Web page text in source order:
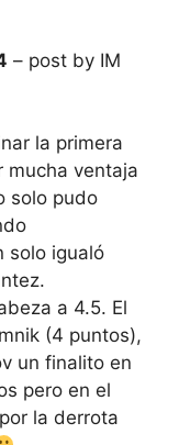
– post by IM
la primera
mucha ventaja
solo pudo
solo igualó
a 4.5. El
(4 puntos),
un finalito en
pero en el
la derrota